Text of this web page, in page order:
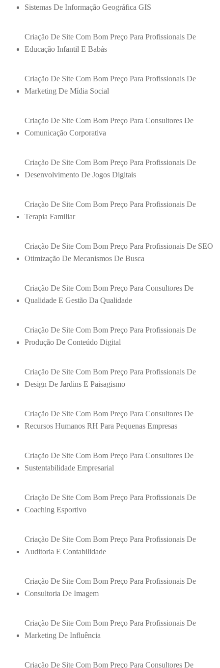
Sistemas De Informação Geográfica GIS
Criação De Site Com Bom Preço Para Profissionais De
Educação Infantil E Babás
Criação De Site Com Bom Preço Para Profissionais De
Marketing De Mídia Social
Criação De Site Com Bom Preço Para Consultores De
Comunicação Corporativa
Criação De Site Com Bom Preço Para Profissionais De
Desenvolvimento De Jogos Digitais
Criação De Site Com Bom Preço Para Profissionais De
Terapia Familiar
Criação De Site Com Bom Preço Para Profissionais De SEO
Otimização De Mecanismos De Busca
Criação De Site Com Bom Preço Para Consultores De
Qualidade E Gestão Da Qualidade
Criação De Site Com Bom Preço Para Profissionais De
Produção De Conteúdo Digital
Criação De Site Com Bom Preço Para Profissionais De
Design De Jardins E Paisagismo
Criação De Site Com Bom Preço Para Consultores De
Recursos Humanos RH Para Pequenas Empresas
Criação De Site Com Bom Preço Para Consultores De
Sustentabilidade Empresarial
Criação De Site Com Bom Preço Para Profissionais De
Coaching Esportivo
Criação De Site Com Bom Preço Para Profissionais De
Auditoria E Contabilidade
Criação De Site Com Bom Preço Para Profissionais De
Consultoria De Imagem
Criação De Site Com Bom Preço Para Profissionais De
Marketing De Influência
Criação De Site Com Bom Preço Para Consultores De